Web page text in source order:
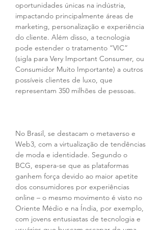
oportunidades únicas na indústria,
impactando principalmente áreas de
marketing, personalização e experiência
do cliente. Além disso, a tecnologia
pode estender o tratamento “VIC”
(sigla para Very Important Consumer, ou
Consumidor Muito Importante) a outros
possíveis clientes de luxo, que
representam 350 milhões de pessoas.
No Brasil, se destacam o metaverso e
Web3, com a virtualização de tendências
de moda e identidade. Segundo o
BCG, espera-se que as plataformas
ganhem força devido ao maior apetite
dos consumidores por experiências
online – o mesmo movimento é visto no
Oriente Médio e na Índia, por exemplo,
com jovens entusiastas de tecnologia e